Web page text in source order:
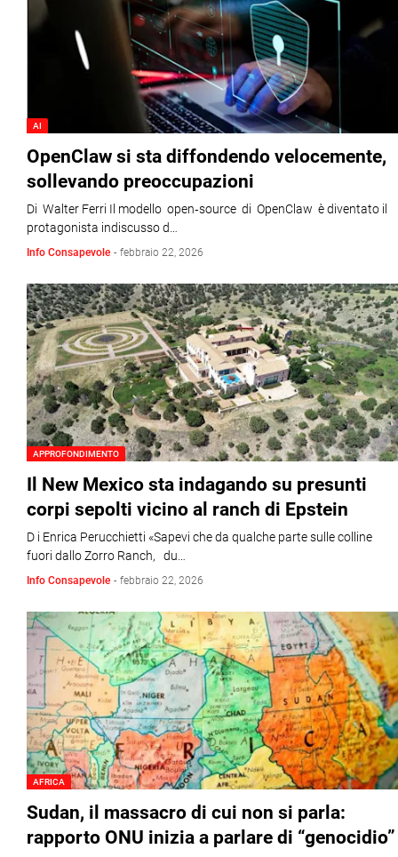
AI
OpenClaw si sta diffondendo velocemente,
sollevando preoccupazioni
Di Walter Ferri Il modello open‑source di OpenClaw è diventato il
protagonista indiscusso d…
Info Consapevole - febbraio 22, 2026
APPROFONDIMENTO
Il New Mexico sta indagando su presunti
corpi sepolti vicino al ranch di Epstein
D i Enrica Perucchietti «Sapevi che da qualche parte sulle colline
fuori dallo Zorro Ranch, du…
Info Consapevole - febbraio 22, 2026
AFRICA
Sudan, il massacro di cui non si parla:
rapporto ONU inizia a parlare di “genocidio”